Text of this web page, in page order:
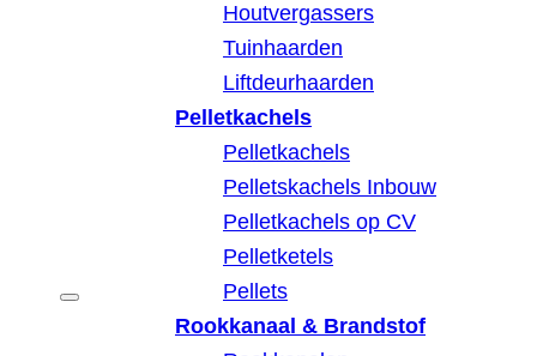
Houtvergassers
Tuinhaarden
Liftdeurhaarden
Pelletkachels
Pelletkachels
Pelletskachels Inbouw
Pelletkachels op CV
Pelletketels
Pellets
Rookkanaal & Brandstof